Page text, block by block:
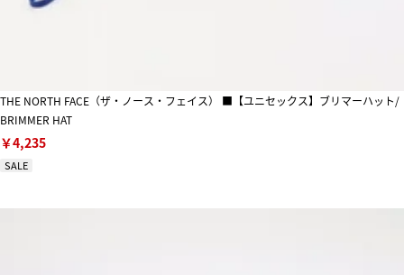
THE NORTH FACE（ザ・ノース・フェイス） ■【ユニセックス】ブリマーハット/
BRIMMER HAT
￥4,235
SALE